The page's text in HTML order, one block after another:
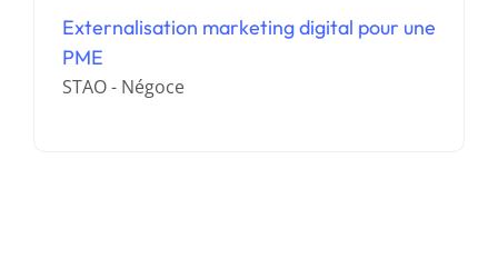
Externalisation marketing digital pour une
PME
STAO - Négoce